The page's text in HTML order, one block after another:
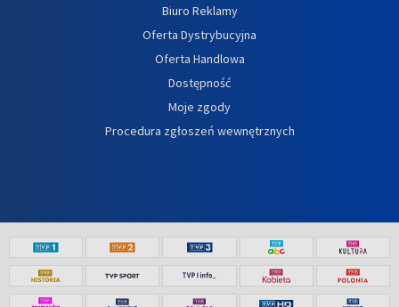
Biuro Reklamy
Oferta Dystrybucyjna
Oferta Handlowa
Dostępność
Moje zgody
Procedura zgłoszeń wewnętrznych